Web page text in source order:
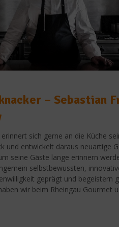
– Sebastian
sich gerne an die Küche
und entwickelt daraus neuartige
seine Gäste lange erinnern
selbstbewussten,
geprägt und begeistern
wir beim Rheingau Gourmet